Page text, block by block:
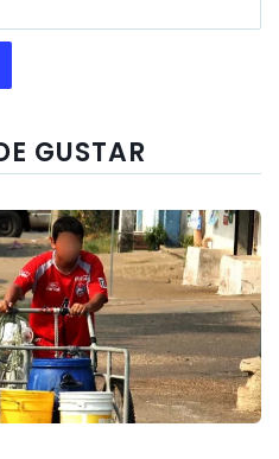
GUSTAR